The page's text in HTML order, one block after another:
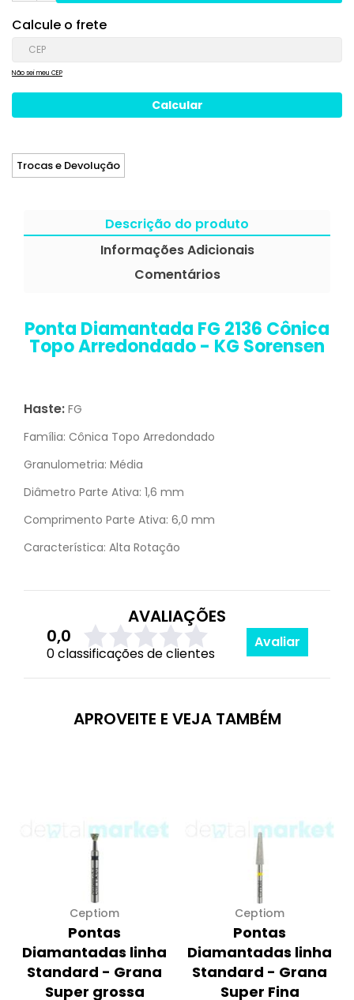
Calcule o frete
Não sei meu CEP
Trocas e Devolução
Descrição do produto
Informações Adicionais
Comentários
Ponta Diamantada FG 2136 Cônica
Topo Arredondado - KG Sorensen
Haste: FG
Família: Cônica Topo Arredondado
Granulometria: Média
Diâmetro Parte Ativa: 1,6 mm
Comprimento Parte Ativa: 6,0 mm
Característica: Alta Rotação
AVALIAÇÕES
0,0
0 classificações de clientes
Avaliar
APROVEITE E VEJA TAMBÉM
Ceptiom
Pontas
Diamantadas linha
Standard - Grana
Super grossa
Ceptiom
Pontas
Diamantadas linha
Standard - Grana
Super Fina